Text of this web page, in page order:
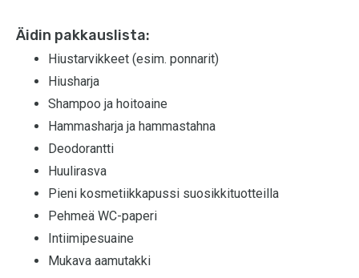
Äidin pakkauslista:
Hiustarvikkeet (esim. ponnarit)
Hiusharja
Shampoo ja hoitoaine
Hammasharja ja hammastahna
Deodorantti
Huulirasva
Pieni kosmetiikkapussi suosikkituotteilla
Pehmeä WC-paperi
Intiimipesuaine
Mukava aamutakki